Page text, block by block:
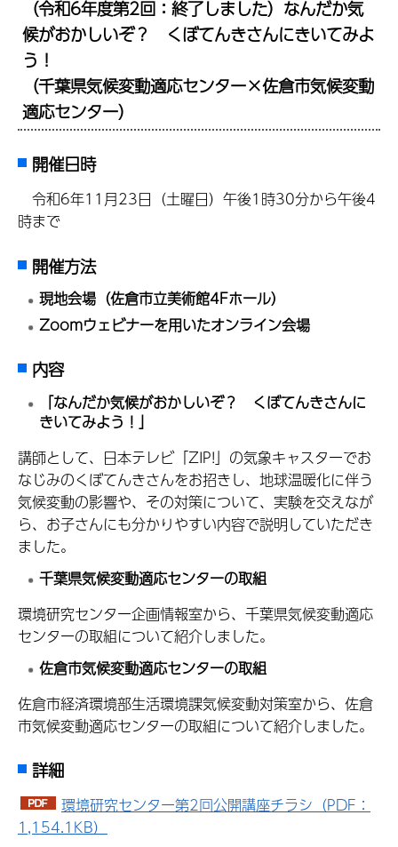
（令和6年度第2回：終了しました）なんだか気
候がおかしいぞ？ くぼてんきさんにきいてみよ
う！
（千葉県気候変動適応センター×佐倉市気候変動
適応センター）
開催日時
令和6年11月23日（土曜日）午後1時30分から午後4
時まで
開催方法
現地会場（佐倉市立美術館4Fホール）
Zoomウェビナーを用いたオンライン会場
内容
「なんだか気候がおかしいぞ？ くぼてんきさんに
きいてみよう！」
講師として、日本テレビ「ZIP!」の気象キャスターでお
なじみのくぼてんきさんをお招きし、地球温暖化に伴う
気候変動の影響や、その対策について、実験を交えなが
ら、お子さんにも分かりやすい内容で説明していただき
ました。
千葉県気候変動適応センターの取組
環境研究センター企画情報室から、千葉県気候変動適応
センターの取組について紹介しました。
佐倉市気候変動適応センターの取組
佐倉市経済環境部生活環境課気候変動対策室から、佐倉
市気候変動適応センターの取組について紹介しました。
詳細
環境研究センター第2回公開講座チラシ（PDF：
1,154.1KB）